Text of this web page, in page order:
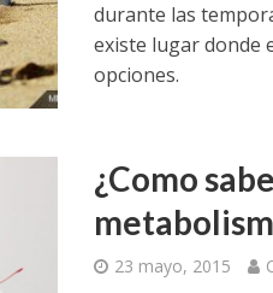
durante las
existe lugar donde
opciones.
¿Como
23 mayo, 2015